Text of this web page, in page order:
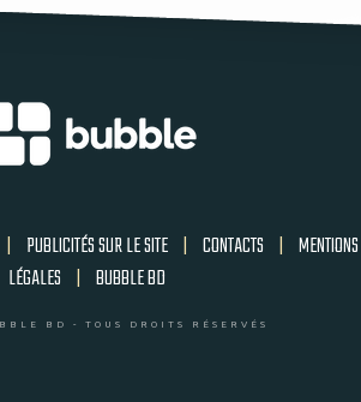
| PUBLICITÉS SUR LE SITE | CONTACTS | MENTIONS
LÉGALES | BUBBLE BD
BD - TOUS DROITS RÉSERVÉS